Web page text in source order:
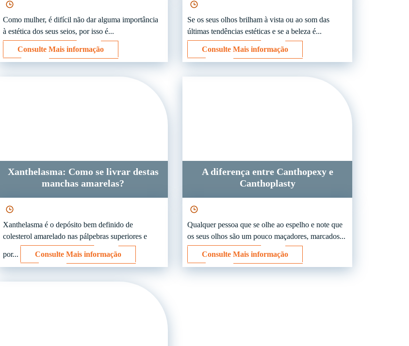
Como mulher, é difícil não dar alguma importância
à estética dos seus seios, por isso é...
Consulte Mais informação
Se os seus olhos brilham à vista ou ao som das
últimas tendências estéticas e se a beleza é...
Consulte Mais informação
Xanthelasma: Como se livrar destas
manchas amarelas?
Xanthelasma é o depósito bem definido de
colesterol amarelado nas pálpebras superiores e
por... Consulte Mais informação
A diferença entre Canthopexy e
Canthoplasty
Qualquer pessoa que se olhe ao espelho e note que
os seus olhos são um pouco maçadores, marcados...
Consulte Mais informação